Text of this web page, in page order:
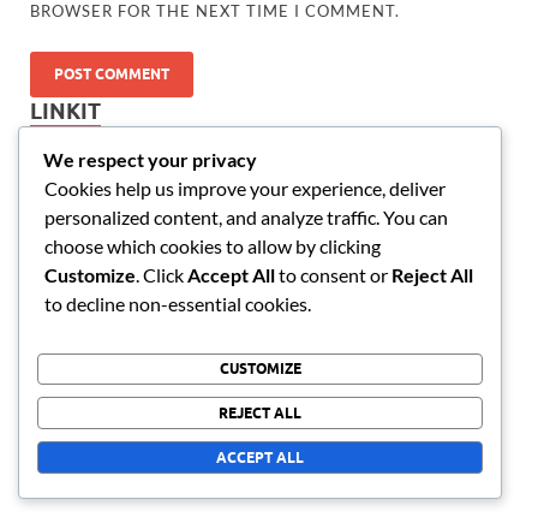
BROWSER FOR THE NEXT TIME I COMMENT.
LINKIT
Ota yhteyttä
Blogiarkisto
Arkkitehtoniset Ominaisuudet
Stadionin historia
We respect your privacy
Cookies help us improve your experience, deliver
personalized content, and analyze traffic. You can
choose which cookies to allow by clicking
Customize . Click Accept Allto consent or Reject All
to decline non-essential cookies.
CUSTOMIZE
REJECT ALL
ACCEPT ALL